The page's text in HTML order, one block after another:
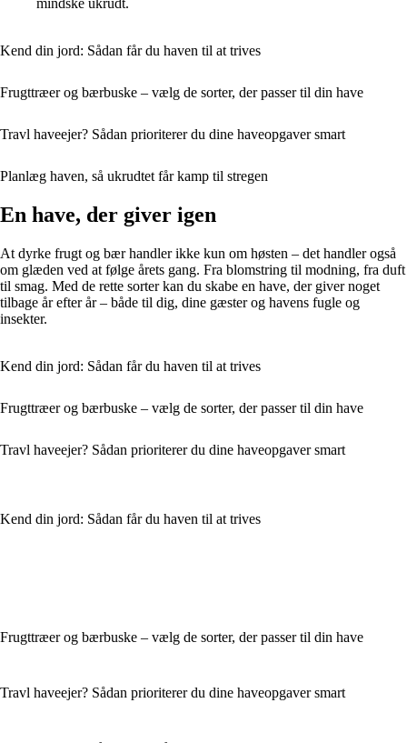
mindske ukrudt.
Kend din jord: Sådan får du haven til at trives
Frugttræer og bærbuske – vælg de sorter, der passer til din have
Travl haveejer? Sådan prioriterer du dine haveopgaver smart
Planlæg haven, så ukrudtet får kamp til stregen
En have, der giver igen
At dyrke frugt og bær handler ikke kun om høsten – det handler også
om glæden ved at følge årets gang. Fra blomstring til modning, fra duft
til smag. Med de rette sorter kan du skabe en have, der giver noget
tilbage år efter år – både til dig, dine gæster og havens fugle og
insekter.
Kend din jord: Sådan får du haven til at trives
Frugttræer og bærbuske – vælg de sorter, der passer til din have
Travl haveejer? Sådan prioriterer du dine haveopgaver smart
Kend din jord: Sådan får du haven til at trives
Frugttræer og bærbuske – vælg de sorter, der passer til din have
Travl haveejer? Sådan prioriterer du dine haveopgaver smart